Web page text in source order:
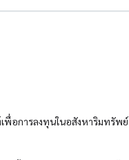
พื่อการลงทุนในอสังหาริมทรัพย์